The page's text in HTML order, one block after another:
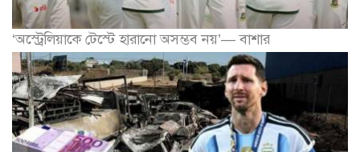
‘অস্ট্রেলিয়াকে টেস্টে হারানো অসম্ভব নয়’— বাশার